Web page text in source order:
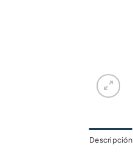
Descripción